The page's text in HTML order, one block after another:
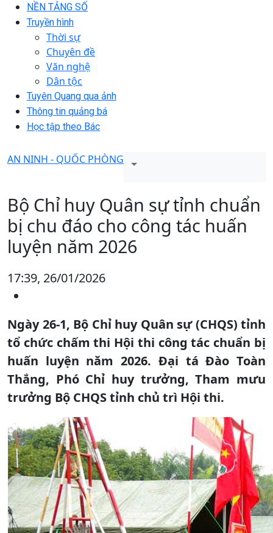
NỀN TẢNG SỐ
Truyền hình
Thời sự
Chuyên đề
Văn nghệ
Dân tộc
Tuyên Quang qua ảnh
Thông tin quảng bá
Học tập theo Bác
AN NINH - QUỐC PHÒNG
Bộ Chỉ huy Quân sự tỉnh chuẩn
bị chu đáo cho công tác huấn
luyện năm 2026
17:39, 26/01/2026
Ngày 26-1, Bộ Chỉ huy Quân sự (CHQS) tỉnh
tổ chức chấm thi Hội thi công tác chuẩn bị
huấn luyện năm 2026. Đại tá Đào Toàn
Thắng, Phó Chỉ huy trưởng, Tham mưu
trưởng Bộ CHQS tỉnh chủ trì Hội thi.